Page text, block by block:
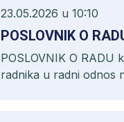
23.05.2026 u 10:10
POSLOVNIK O
POSLOVNIK O RADU
radnika u radni odnos